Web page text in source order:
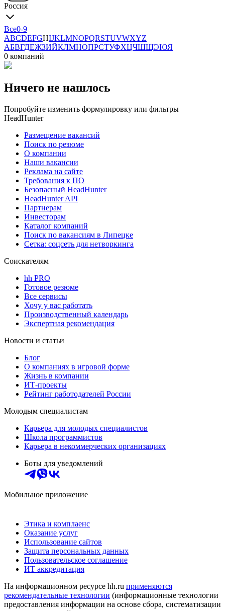
Россия
Все0-9
ABCDEFGHIJKLMNOPQRSTUVWXYZ
АБВГДЕЖЗИЙКЛМНОПРСТУФХЦЧШЩЭЮЯ
0 компаний
Ничего не нашлось
Попробуйте изменить формулировку или фильтры
HeadHunter
Размещение вакансий
Поиск по резюме
О компании
Наши вакансии
Реклама на сайте
Требования к ПО
Безопасный HeadHunter
HeadHunter API
Партнерам
Инвесторам
Каталог компаний
Поиск по вакансиям в Липецке
Сетка: соцсеть для нетворкинга
Соискателям
hh PRO
Готовое резюме
Все сервисы
Хочу у вас работать
Производственный календарь
Экспертная рекомендация
Новости и статьи
Блог
О компаниях в игровой форме
Жизнь в компании
ИТ-проекты
Рейтинг работодателей России
Молодым специалистам
Карьера для молодых специалистов
Школа программистов
Карьера в некоммерческих организациях
Боты для уведомлений
Мобильное приложение
Этика и комплаенс
Оказание услуг
Использование сайтов
Защита персональных данных
Пользовательское соглашение
ИТ аккредитация
На информационном ресурсе hh.ru применяются
рекомендательные технологии (информационные технологии
предоставления информации на основе сбора, систематизации